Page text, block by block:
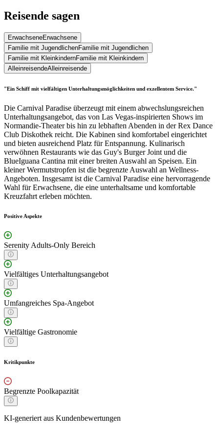
Reisende sagen
ErwachseneErwachsene
Familie mit JugendlichenFamilie mit Jugendlichen
Familie mit KleinkindernFamilie mit Kleinkindern
AlleinreisendeAlleinreisende
"Ein Schiff mit vielfältigen Unterhaltungsmöglichkeiten und exzellentem Service."
Die Carnival Paradise überzeugt mit einem abwechslungsreichen
Unterhaltungsangebot, das von Las Vegas-inspirierten Shows im
Normandie-Theater bis hin zu lebhaften Abenden in der Rex Dance
Club Diskothek reicht. Die Kabinen sind komfortabel eingerichtet
und bieten ausreichend Platz für Entspannung. Kulinarisch
verwöhnen Restaurants wie das Guy's Burger Joint und die
BlueIguana Cantina mit einer breiten Auswahl an Speisen. Ein
kleiner Wermutstropfen ist die begrenzte Auswahl an Wellness-
Angeboten. Insgesamt ist die Carnival Paradise eine hervorragende
Wahl für Erwachsene, die eine unterhaltsame und komfortable
Kreuzfahrt erleben möchten.
Positive Aspekte
Serenity Adults-Only Bereich
Vielfältiges Unterhaltungsangebot
Umfangreiches Spa-Angebot
Vielfältige Gastronomie
Kritikpunkte
Begrenzte Poolkapazität
KI-generiert aus Kundenbewertungen